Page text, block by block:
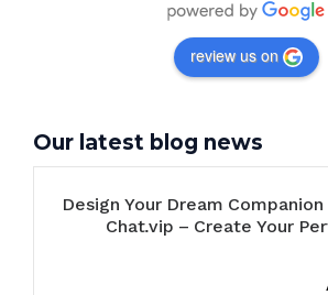
review us on
Our latest blog news
Design Your Dream
Chat.vip – Create Your